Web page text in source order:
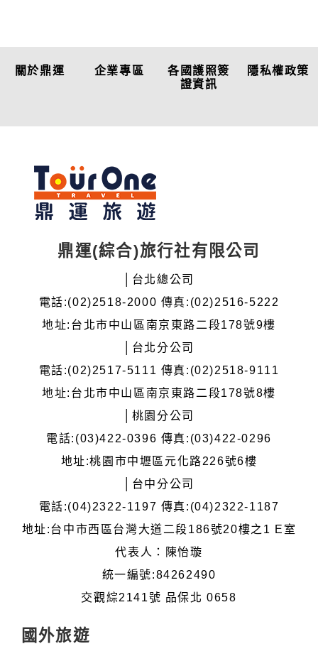
關於鼎運 企業專區
各國護照簽
證資訊
隱私權政策
鼎運(綜合)旅行社有限公司
│台北總公司
電話:(02)2518-2000 傳真:(02)2516-5222
地址:台北市中山區南京東路二段178號9樓
│台北分公司
電話:(02)2517-5111 傳真:(02)2518-9111
地址:台北市中山區南京東路二段178號8樓
│桃園分公司
電話:(03)422-0396 傳真:(03)422-0296
地址:桃園市中壢區元化路226號6樓
│台中分公司
電話:(04)2322-1197 傳真:(04)2322-1187
地址:台中市西區台灣大道二段186號20樓之1 E室
代表人：陳怡璇
統一編號:84262490
交觀綜2141號 品保北 0658
國外旅遊